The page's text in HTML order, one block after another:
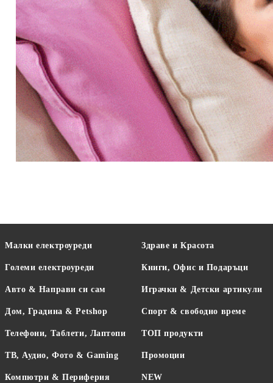
Малки електроуреди
Големи електроуреди
Авто & Направи си сам
Дом, Градина & Petshop
Телефони, Таблети, Лаптопи
ТВ, Аудио, Фото & Gaming
Компютри & Периферия
Здраве и Красота
Книги, Офис и Подаръци
Играчки & Детски артикули
Спорт & свободно време
ТОП продукти
Промоции
NEW